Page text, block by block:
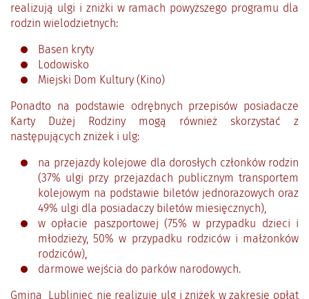
realizują ulgi i zniżki w ramach powyższego programu dla
rodzin wielodzietnych:
Basen kryty
Lodowisko
Miejski Dom Kultury (Kino)
Ponadto na podstawie odrębnych przepisów posiadacze
Karty Dużej Rodziny mogą również skorzystać z
następujących zniżek i ulg:
na przejazdy kolejowe dla dorosłych członków rodzin
(37% ulgi przy przejazdach publicznym transportem
kolejowym na podstawie biletów jednorazowych oraz
49% ulgi dla posiadaczy biletów miesięcznych),
w opłacie paszportowej (75% w przypadku dzieci i
młodzieży, 50% w przypadku rodziców i małżonków
rodziców),
darmowe wejścia do parków narodowych.
Gmina Lubliniec nie realizuje ulg i zniżek w zakresie opłat